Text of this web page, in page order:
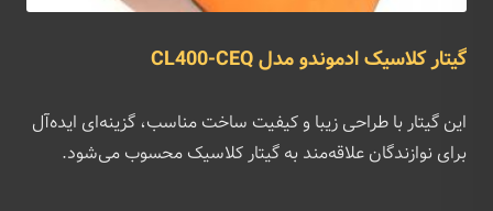
گیتار کلاسیک ادموندو مدل CL400-CEQ
این گیتار با طراحی زیبا و کیفیت ساخت مناسب، گزینه‌ای ایده‌آل
برای نوازندگان علاقه‌مند به گیتار کلاسیک محسوب می‌شود.